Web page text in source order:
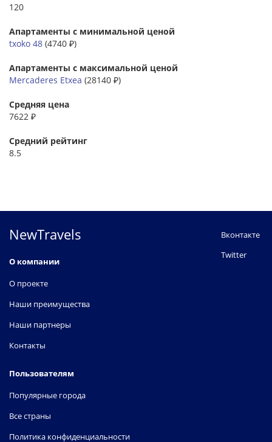
120
Апартаменты с минимальной ценой
txoko 48 (4740 ₽)
Апартаменты с максимальной ценой
Mercaderes Etxea (28140 ₽)
Средняя цена
7622 ₽
Средний рейтинг
8.5
NewTravels
О компании
О проекте
Наши преимущества
Наши партнеры
Контакты
Пользователям
Популярные города
Все страны
Политика конфиденциальности
Вконтакте
Twitter